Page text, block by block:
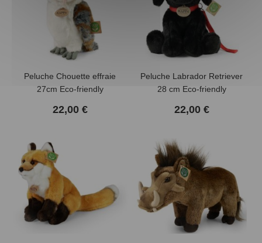
Peluche Chouette effraie
27cm Eco-friendly
22,00 €
Peluche Labrador Retriever
28 cm Eco-friendly
22,00 €